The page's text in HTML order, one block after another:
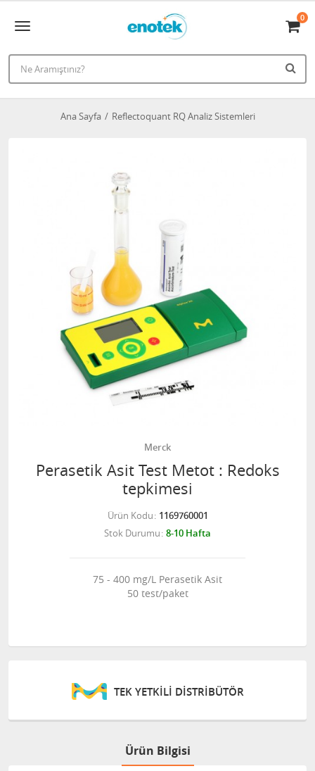
0
Ana Sayfa Reflectoquant RQ Analiz Sistemleri
Merck
Perasetik Asit Test Metot : Redoks
tepkimesi
Ürün Kodu 1169760001
Stok Durumu 8-10 Hafta
75 - 400 mg/L Perasetik Asit
50 test/paket
TEK YETKİLİ DİSTRİBÜTÖR
Ürün Bilgisi